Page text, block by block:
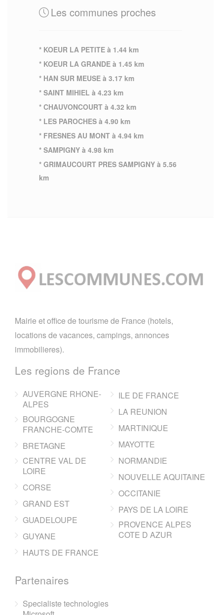
Les communes proches
* KOEUR LA PETITE à 1.44 km
* KOEUR LA GRANDE à 1.45 km
* HAN SUR MEUSE à 3.17 km
* SAINT MIHIEL à 4.23 km
* CHAUVONCOURT à 4.32 km
* LES PAROCHES à 4.90 km
* FRESNES AU MONT à 4.94 km
* SAMPIGNY à 4.98 km
* GRIMAUCOURT PRES SAMPIGNY à 5.56
km
Mairie et office de tourisme de France (hotels,
locations de vacances, campings, annonces
immobilieres).
Les regions de France
AUVERGNE RHONE-
ALPES
BOURGOGNE
FRANCHE-COMTE
BRETAGNE
CENTRE VAL DE
LOIRE
CORSE
GRAND EST
GUADELOUPE
GUYANE
HAUTS DE FRANCE
ILE DE FRANCE
LA REUNION
MARTINIQUE
MAYOTTE
NORMANDIE
NOUVELLE AQUITAINE
OCCITANIE
PAYS DE LA LOIRE
PROVENCE ALPES
COTE D AZUR
Partenaires
Specialiste technologies